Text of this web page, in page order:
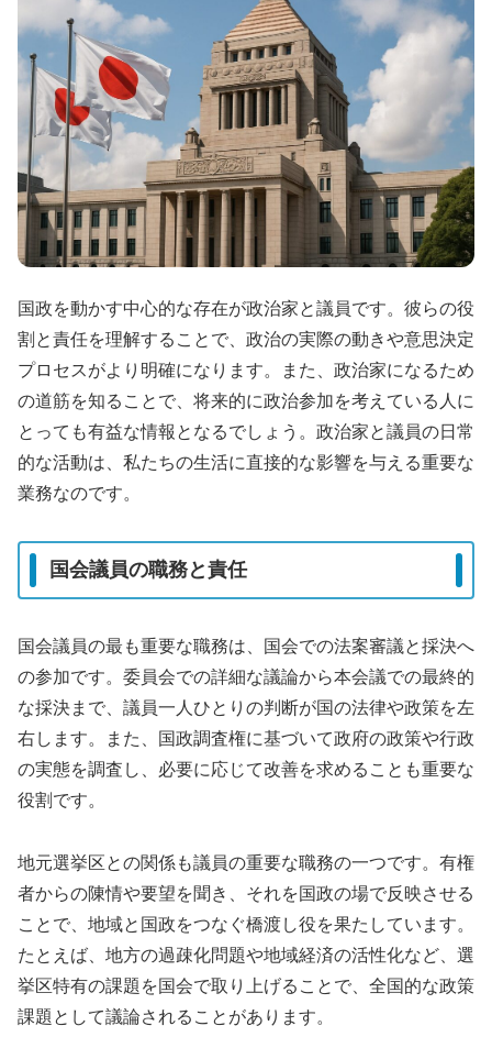
国政を動かす中心的な存在が政治家と議員です。彼らの役
割と責任を理解することで、政治の実際の動きや意思決定
プロセスがより明確になります。また、政治家になるため
の道筋を知ることで、将来的に政治参加を考えている人に
とっても有益な情報となるでしょう。政治家と議員の日常
的な活動は、私たちの生活に直接的な影響を与える重要な
業務なのです。
国会議員の職務と責任
国会議員の最も重要な職務は、国会での法案審議と採決へ
の参加です。委員会での詳細な議論から本会議での最終的
な採決まで、議員一人ひとりの判断が国の法律や政策を左
右します。また、国政調査権に基づいて政府の政策や行政
の実態を調査し、必要に応じて改善を求めることも重要な
役割です。
地元選挙区との関係も議員の重要な職務の一つです。有権
者からの陳情や要望を聞き、それを国政の場で反映させる
ことで、地域と国政をつなぐ橋渡し役を果たしています。
たとえば、地方の過疎化問題や地域経済の活性化など、選
挙区特有の課題を国会で取り上げることで、全国的な政策
課題として議論されることがあります。